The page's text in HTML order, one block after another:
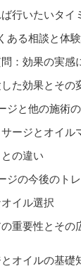
行いたいタイ
ある相談と体
：効果の実感
た効果とその
ジと他の施術
ージとオイル
の違い
ジの今後のト
イル選択
重要性とその
オイルの基礎